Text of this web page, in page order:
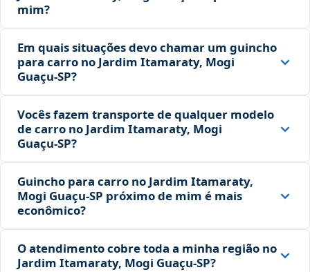
mim?
Em quais situações devo chamar um guincho
para carro no Jardim Itamaraty, Mogi
Guaçu‑SP?
Vocês fazem transporte de qualquer modelo
de carro no Jardim Itamaraty, Mogi
Guaçu‑SP?
Guincho para carro no Jardim Itamaraty,
Mogi Guaçu‑SP próximo de mim é mais
econômico?
O atendimento cobre toda a minha região no
Jardim Itamaraty, Mogi Guaçu‑SP?